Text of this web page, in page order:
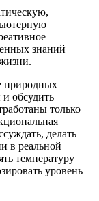
знаний
природных
обсудить
только
делать
в реальной
температуру
уровень